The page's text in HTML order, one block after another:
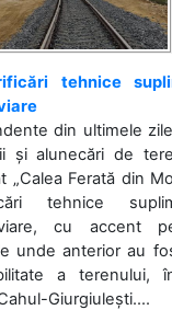
tehnice
din ultimele
și alunecări de
„Calea Ferată din
tehnice
cu accent
unde anterior au
a terenului,
Giurgiulești....